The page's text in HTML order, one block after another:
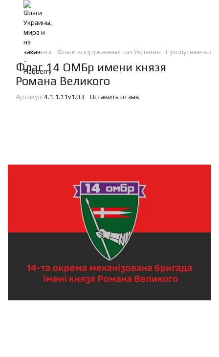
Каталог Флаги вооруженных сил Украины Сухопутные
Флаг 14 ОМБр имени князя
Романа Великого
Артикул: 4.1.1.11v1.03 Оставить отзыв